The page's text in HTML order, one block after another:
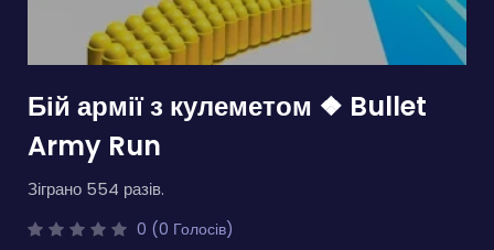
Бій армії з кулеметом ❖ Bullet
Army Run
Зіграно 554 разів.
0 (0 Голосів)